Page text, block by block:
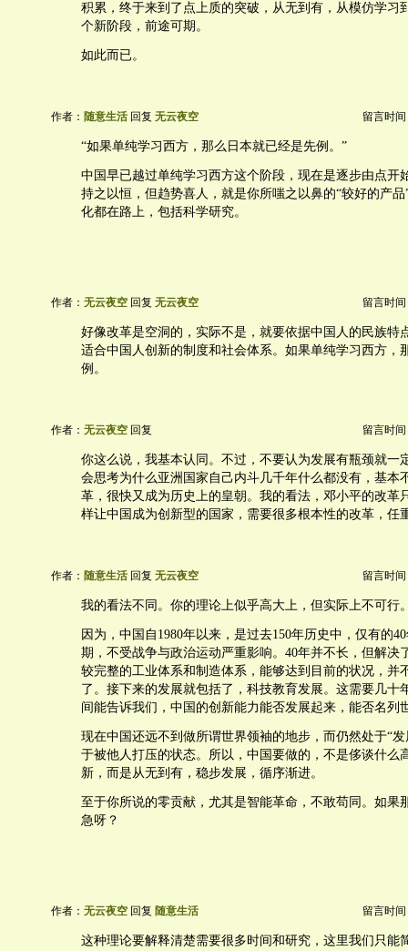
积累，终于来到了点上质的突破，从无到有，从模仿学习
个新阶段，前途可期。
如此而已。
作者： 随意生活 回复 无云夜空 留言时间
“如果单纯学习西方，那么日本就已经是先例。”
中国早已越过单纯学习西方这个阶段，现在是逐步由点开
持之以恒，但趋势喜人，就是你所嗤之以鼻的“较好的产
化都在路上，包括科学研究。
作者： 无云夜空 回复 无云夜空 留言时间
好像改革是空洞的，实际不是，就要依据中国人的民族特
适合中国人创新的制度和社会体系。如果单纯学习西方，
例。
作者： 无云夜空 回复 留言时间
你这么说，我基本认同。不过，不要认为发展有瓶颈就一
会思考为什么亚洲国家自己内斗几千年什么都没有，基本
革，很快又成为历史上的皇朝。我的看法，邓小平的改革
样让中国成为创新型的国家，需要很多根本性的改革，任
作者： 随意生活 回复 无云夜空 留言时间
我的看法不同。你的理论上似乎高大上，但实际上不可行
因为，中国自1980年以来，是过去150年历史中，仅有的
期，不受战争与政治运动严重影响。40年并不长，但解决
较完整的工业体系和制造体系，能够达到目前的状况，并
了。接下来的发展就包括了，科技教育发展。这需要几十
间能告诉我们，中国的创新能力能否发展起来，能否名列
现在中国还远不到做所谓世界领袖的地步，而仍然处于“
于被他人打压的状态。所以，中国要做的，不是侈谈什么
新，而是从无到有，稳步发展，循序渐进。
至于你所说的零贡献，尤其是智能革命，不敢苟同。如果
急呀？
作者： 无云夜空 回复 随意生活 留言时间
这种理论要解释清楚需要很多时间和研究，这里我们只能